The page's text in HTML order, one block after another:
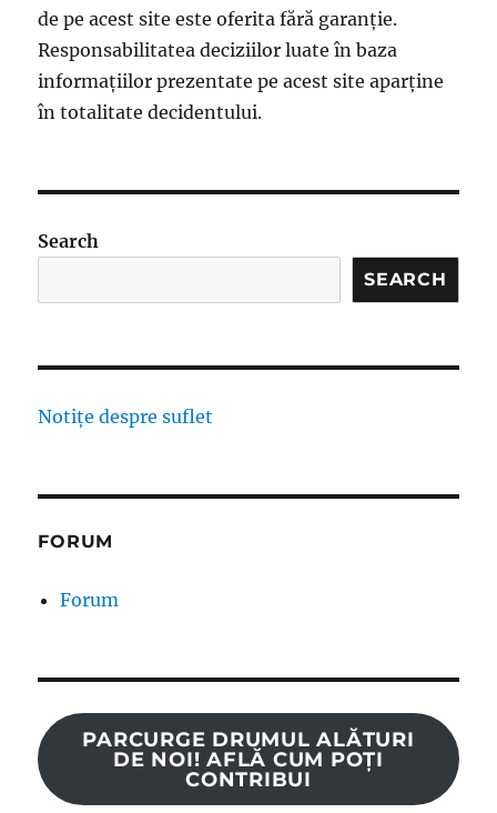
de pe acest site este oferita fără garanție.
Responsabilitatea deciziilor luate în baza
informațiilor prezentate pe acest site aparține
în totalitate decidentului.
Search
SEARCH
Notițe despre suflet
FORUM
Forum
PARCURGE DRUMUL ALĂTURI
DE NOI! AFLĂ CUM POȚI
CONTRIBUI